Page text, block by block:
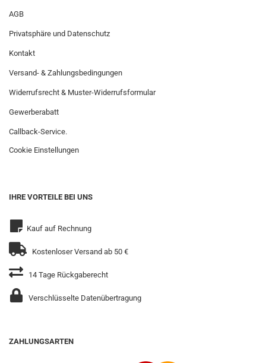
AGB
Privatsphäre und Datenschutz
Kontakt
Versand- & Zahlungsbedingungen
Widerrufsrecht & Muster-Widerrufsformular
Gewerberabatt
Callback-Service.
Cookie Einstellungen
IHRE VORTEILE BEI UNS
Kauf auf Rechnung
Kostenloser Versand ab 50 €
14 Tage Rückgaberecht
Verschlüsselte Datenübertragung
ZAHLUNGSARTEN